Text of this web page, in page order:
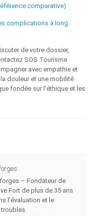
comparative)
complications à long
de votre dossier,
SOS Tourisme
avec empathie et
douleur et une mobilité
fondée sur l’éthique et les
– Fondateur de
Fort de plus de 35 ans
l’évaluation et le